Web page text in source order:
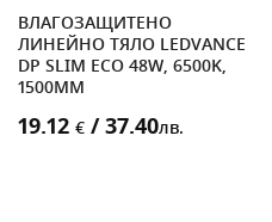
ВЛАГОЗАЩИТЕНО
ЛИНЕЙНО ТЯЛО LEDVANCE
DP SLIM ECO 48W, 6500K,
1500MM
19.12 € / 37.40лв.